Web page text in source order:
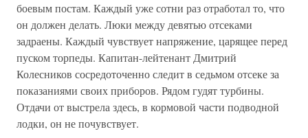
боевым постам. Каждый уже сотни раз отработал то, что
он должен делать. Люки между девятью отсеками
задраены. Каждый чувствует напряжение, царящее перед
пуском торпеды. Капитан-лейтенант Дмитрий
Колесников сосредоточенно следит в седьмом отсеке за
показаниями своих приборов. Рядом гудят турбины.
Отдачи от выстрела здесь, в кормовой части подводной
лодки, он не почувствует.